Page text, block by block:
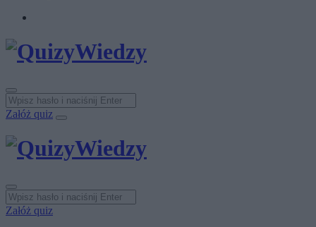
Załóż quiz
Załóż quiz